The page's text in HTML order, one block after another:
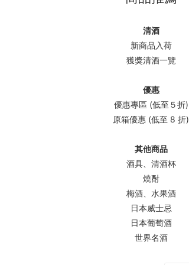
清酒
新商品入荷
獲獎清酒一覽
優惠
優惠專區 (低至５折)
原箱優惠 (低至 8 折)
其他商品
酒具、清酒杯
燒酎
梅酒、水果酒
日本威士忌
日本葡萄酒
世界名酒